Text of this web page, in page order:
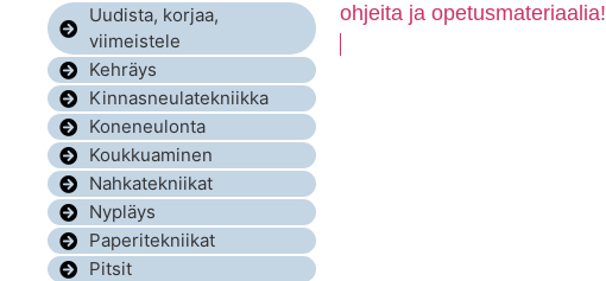
Uudista, korjaa,
viimeistele
Kehräys
Kinnasneulatekniikka
Koneneulonta
Koukkuaminen
Nahkatekniikat
Nypläys
Paperitekniikat
Pitsit
ohjeita ja opetusmateriaalia!